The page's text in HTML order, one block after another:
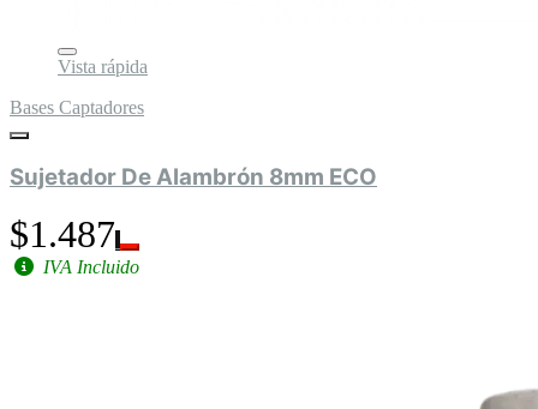
Vista rápida
Bases Captadores
Sujetador De Alambrón 8mm ECO
$1.487
IVA Incluido